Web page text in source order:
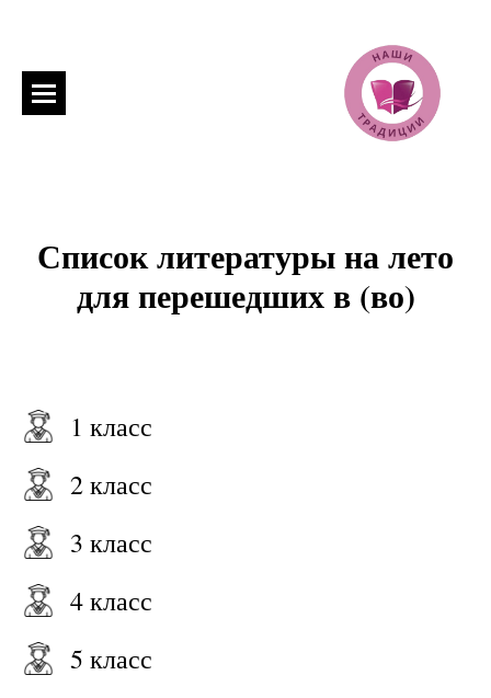
Список литературы на лето
для перешедших в (во)
1 класс
2 класс
3 класс
4 класс
5 класс